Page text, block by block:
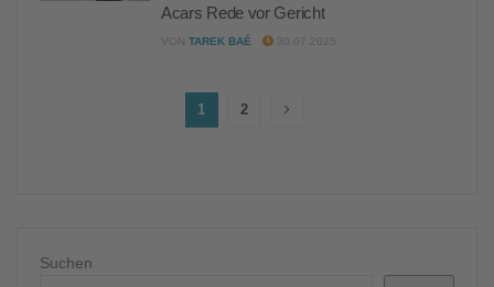
Acars Rede vor Gericht
VON TAREK BAÉ 30.07.2025
1 2
Suchen